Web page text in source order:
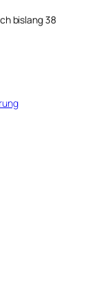
bislang 38